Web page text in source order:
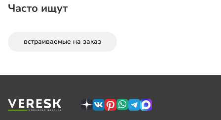
Часто ищут
встраиваемые на заказ